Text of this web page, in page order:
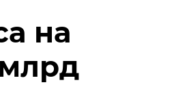
на